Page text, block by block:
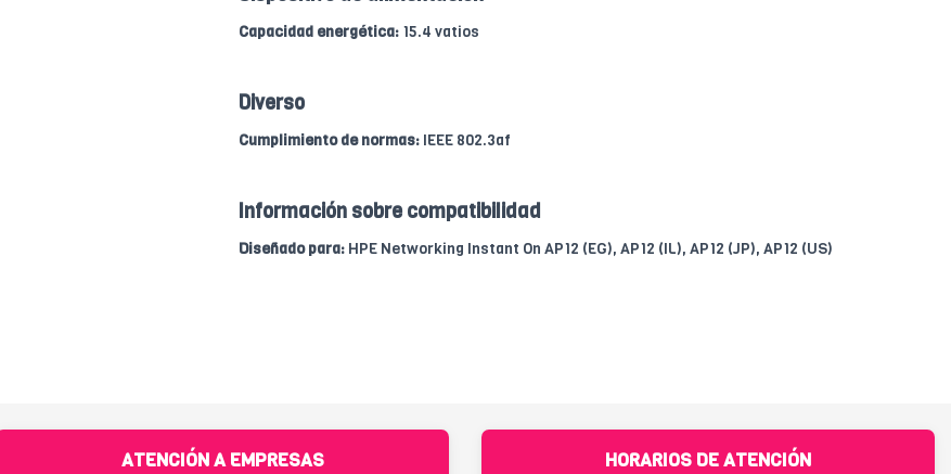
Capacidad energética: 15.4 vatios
Diverso
Cumplimiento de normas: IEEE 802.3af
Información sobre compatibilidad
Diseñado para: HPE Networking Instant On AP12 (EG), AP12 (IL), AP12 (JP), AP12 (US)
ATENCIÓN A EMPRESAS
HORARIOS DE ATENCIÓN